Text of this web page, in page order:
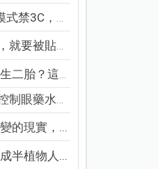
3C，看...
要被貼「...
胎？這8...
眼藥水納...
的現實，...
半植物人...